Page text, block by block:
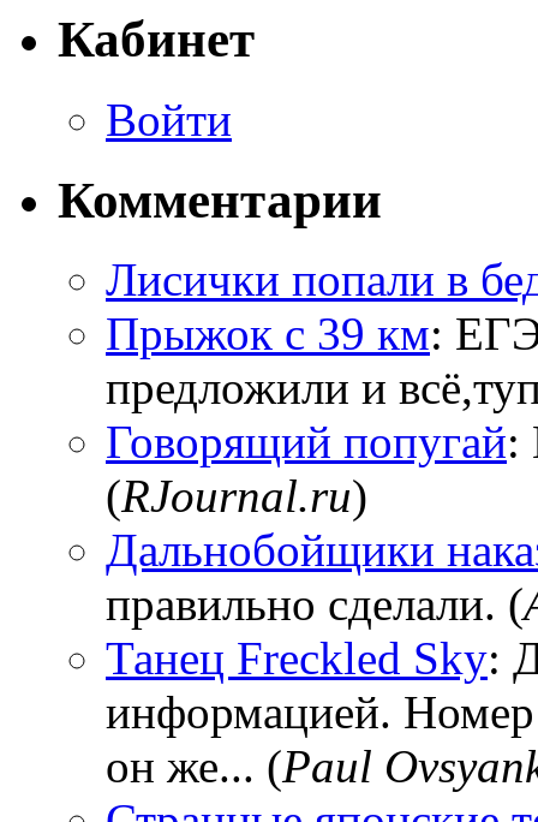
Кабинет
Войти
Комментарии
Лисички попали в
Прыжок с 39 км:
предложили и
Говорящий попугай:
(RJournal.ru)
Дальнобойщики
правильно сделали. (
Танец Freckled Sky:
информацией.
он же... (Paul